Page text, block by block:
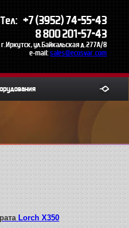
Тел: +7 (3952) 74-55-43
8 800 201-57-43
г.Иркутск, ул.Байкальская д.277А/8
e-mail:sales@ecosvar.com
Lorch X350